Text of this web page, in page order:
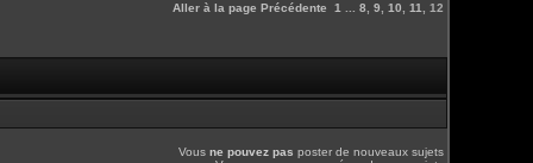
Aller à la page Précédente 1 8 9 10 11 12
Vous ne pouvez pas poster de nouveaux sujets